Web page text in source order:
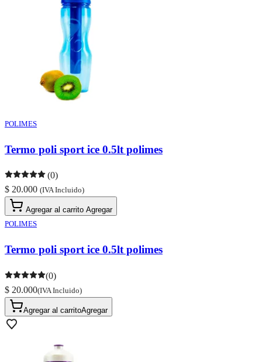
POLIMES
Termo poli sport ice 0.5lt polimes
(0)
$ 20.000 (IVA Incluido)
Agregar al carrito Agregar
POLIMES
Termo poli sport ice 0.5lt polimes
(0)
$ 20.000(IVA Incluido)
Agregar al carritoAgregar